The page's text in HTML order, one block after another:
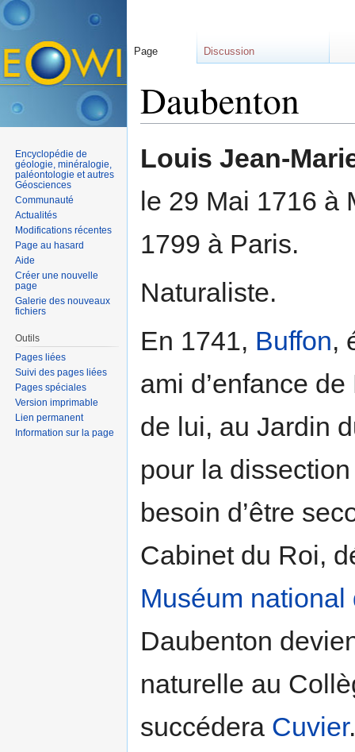
Daubenton
Louis Jean-
le 29 Mai 1716 à
1799 à Paris.
Naturaliste.
En 1741, Buffon,
ami d’enfance
de lui, au Jardin
pour la
besoin d’être
Cabinet du Roi,
Muséum
Daubenton
naturelle au
succédera Cuvier
Page Discussion
Encyclopédie de
géologie, minéralogie,
paléontologie et autres
Géosciences
Communauté
Actualités
Modifications récentes
Page au hasard
Aide
Créer une nouvelle
page
Galerie des nouveaux
fichiers
Outils
Pages liées
Suivi des pages liées
Pages spéciales
Version imprimable
Lien permanent
Information sur la page